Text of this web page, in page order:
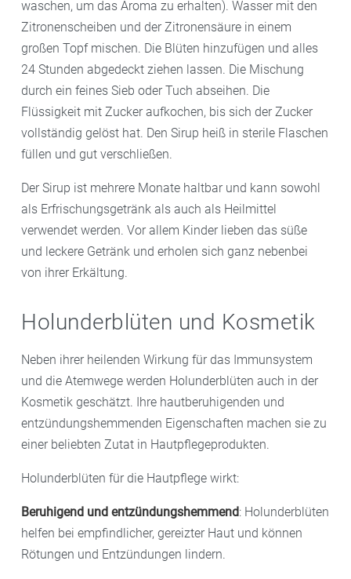
waschen, um das Aroma zu erhalten). Wasser mit den
Zitronenscheiben und der Zitronensäure in einem
großen Topf mischen. Die Blüten hinzufügen und alles
24 Stunden abgedeckt ziehen lassen. Die Mischung
durch ein feines Sieb oder Tuch abseihen. Die
Flüssigkeit mit Zucker aufkochen, bis sich der Zucker
vollständig gelöst hat. Den Sirup heiß in sterile Flaschen
füllen und gut verschließen.
Der Sirup ist mehrere Monate haltbar und kann sowohl
als Erfrischungsgetränk als auch als Heilmittel
verwendet werden. Vor allem Kinder lieben das süße
und leckere Getränk und erholen sich ganz nebenbei
von ihrer Erkältung.
Holunderblüten und Kosmetik
Neben ihrer heilenden Wirkung für das Immunsystem
und die Atemwege werden Holunderblüten auch in der
Kosmetik geschätzt. Ihre hautberuhigenden und
entzündungshemmenden Eigenschaften machen sie zu
einer beliebten Zutat in Hautpflegeprodukten.
Holunderblüten für die Hautpflege wirkt:
Beruhigend und entzündungshemmend: Holunderblüten
helfen bei empfindlicher, gereizter Haut und können
Rötungen und Entzündungen lindern.